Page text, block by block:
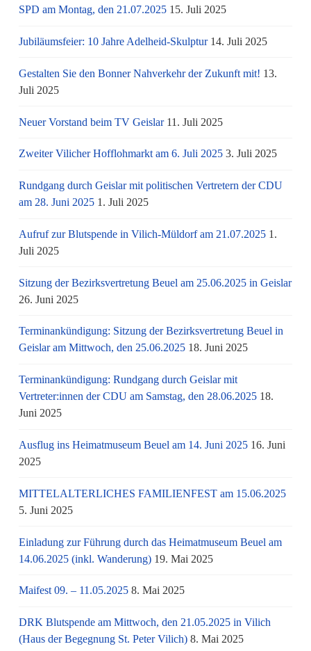
SPD am Montag, den 21.07.2025 15. Juli 2025
Jubiläumsfeier: 10 Jahre Adelheid-Skulptur 14. Juli 2025
Gestalten Sie den Bonner Nahverkehr der Zukunft mit! 13.
Juli 2025
Neuer Vorstand beim TV Geislar 11. Juli 2025
Zweiter Vilicher Hofflohmarkt am 6. Juli 2025 3. Juli 2025
Rundgang durch Geislar mit politischen Vertretern der CDU
am 28. Juni 2025 1. Juli 2025
Aufruf zur Blutspende in Vilich-Müldorf am 21.07.2025 1.
Juli 2025
Sitzung der Bezirksvertretung Beuel am 25.06.2025 in Geislar
26. Juni 2025
Terminankündigung: Sitzung der Bezirksvertretung Beuel in
Geislar am Mittwoch, den 25.06.2025 18. Juni 2025
Terminankündigung: Rundgang durch Geislar mit
Vertreter:innen der CDU am Samstag, den 28.06.2025 18.
Juni 2025
Ausflug ins Heimatmuseum Beuel am 14. Juni 2025 16. Juni
2025
MITTELALTERLICHES FAMILIENFEST am 15.06.2025
5. Juni 2025
Einladung zur Führung durch das Heimatmuseum Beuel am
14.06.2025 (inkl. Wanderung) 19. Mai 2025
Maifest 09. – 11.05.2025 8. Mai 2025
DRK Blutspende am Mittwoch, den 21.05.2025 in Vilich
(Haus der Begegnung St. Peter Vilich) 8. Mai 2025